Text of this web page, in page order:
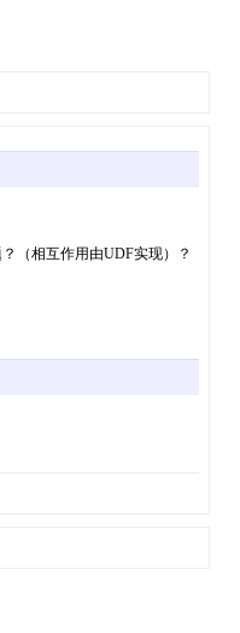
（相互作用由UDF实现）？